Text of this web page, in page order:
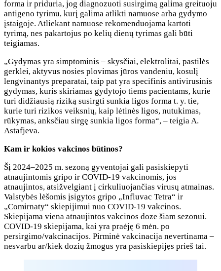
forma ir priduria, jog diagnozuoti susirgimą galima greituoju
antigeno tyrimu, kurį galima atlikti namuose arba gydymo
įstaigoje. Atliekant namuose rekomenduojama kartoti
tyrimą, nes pakartojus po kelių dienų tyrimas gali būti
teigiamas.
„Gydymas yra simptominis – skysčiai, elektrolitai, pastilės
gerklei, aktyvus nosies plovimas jūros vandeniu, kosulį
lengvinantys preparatai, taip pat yra specifinis antivirusinis
gydymas, kuris skiriamas gydytojo tiems pacientams, kurie
turi didžiausią riziką susirgti sunkia ligos forma t. y. tie,
kurie turi rizikos veiksnių, kaip lėtinės ligos, nutukimas,
rūkymas, anksčiau sirgę sunkia ligos forma“, – teigia A.
Astafjeva.
Kam ir kokios vakcinos būtinos?
Šį 2024–2025 m. sezoną gyventojai gali pasiskiepyti
atnaujintomis gripo ir COVID-19 vakcinomis, jos
atnaujintos, atsižvelgiant į cirkuliuojančias virusų atmainas.
Valstybės lėšomis įsigytos gripo „Influvac Tetra“ ir
„Comirnaty“ skiepijimui nuo COVID-19 vakcinos.
Skiepijama viena atnaujintos vakcinos doze šiam sezonui.
COVID-19 skiepijama, kai yra praėję 6 mėn. po
persirgimo/vakcinacijos. Pirminė vakcinacija nevertinama –
nesvarbu ar/kiek dozių žmogus yra pasiskiepijęs prieš tai.